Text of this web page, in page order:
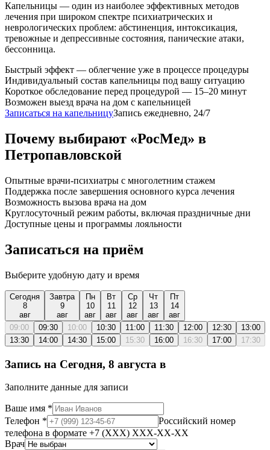
Капельницы — один из наиболее эффективных методов
лечения при широком спектре психиатрических и
неврологических проблем: абстиненция, интоксикация,
тревожные и депрессивные состояния, панические атаки,
бессонница.
Быстрый эффект — облегчение уже в процессе процедуры
Индивидуальный состав капельницы под вашу ситуацию
Короткое обследование перед процедурой — 15–20 минут
Возможен выезд врача на дом с капельницей
Записаться на капельницуЗапись ежедневно, 24/7
Почему выбирают «РосМед» в
Петропавловской
Опытные врачи-психиатры с многолетним стажем
Поддержка после завершения основного курса лечения
Возможность вызова врача на дом
Круглосуточный режим работы, включая праздничные дни
Доступные цены и программы лояльности
Записаться на приём
Выберите удобную дату и время
Сегодня
8
авг
Завтра
9
авг
Пн
10
авг
Вт
11
авг
Ср
12
авг
Чт
13
авг
Пт
14
авг
09:00
09:30 10:00 10:30 11:00 11:30 12:00 12:30
13:00
13:30
14:00 14:30 15:00 15:30 16:00 16:30 17:00 17:30
Запись на Сегодня, 8 августа в
Заполните данные для записи
Ваше имя *
Телефон *
Российский номер
телефона в формате +7 (XXX) XXX-XX-XX
Врач